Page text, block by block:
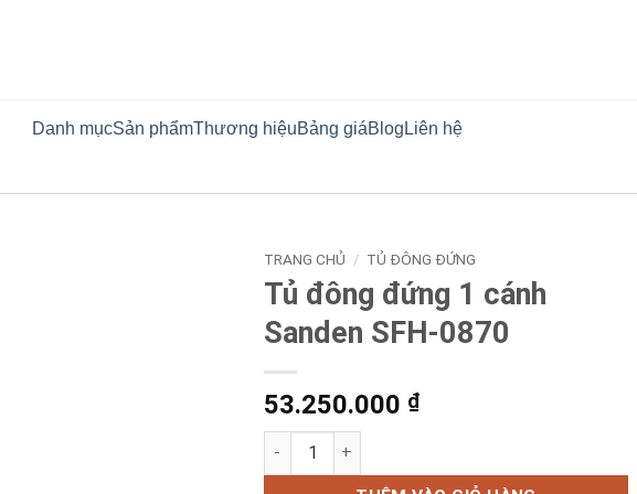
Danh mụcSản phẩmThương hiệuBảng giáBlog Liên hệ
TRANG CHỦ / TỦ ĐÔNG ĐỨNG
Tủ đông đứng 1 cánh
Sanden SFH-0870
53.250.000 ₫
Tủ đông đứng 1 cánh Sanden SFH-0870 số lượng